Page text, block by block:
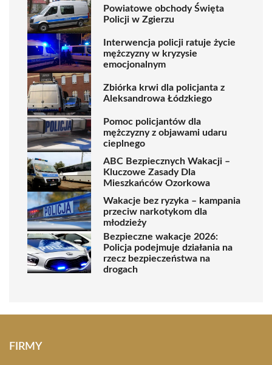
Powiatowe obchody Święta
Policji w Zgierzu
Interwencja policji ratuje życie
mężczyzny w kryzysie
emocjonalnym
Zbiórka krwi dla policjanta z
Aleksandrowa Łódzkiego
Pomoc policjantów dla
mężczyzny z objawami udaru
cieplnego
ABC Bezpiecznych Wakacji –
Kluczowe Zasady Dla
Mieszkańców Ozorkowa
Wakacje bez ryzyka – kampania
przeciw narkotykom dla
młodzieży
Bezpieczne wakacje 2026:
Policja podejmuje działania na
rzecz bezpieczeństwa na
drogach
FIRMY